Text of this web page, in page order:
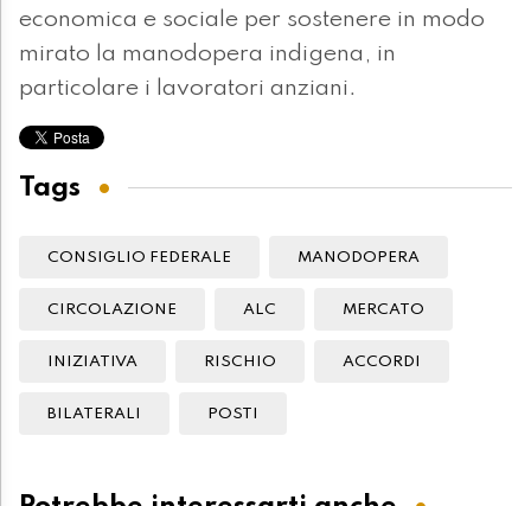
economica e sociale per sostenere in modo
mirato la manodopera indigena, in
particolare i lavoratori anziani.
Tags
CONSIGLIO FEDERALE MANODOPERA
CIRCOLAZIONE ALC MERCATO
INIZIATIVA RISCHIO ACCORDI
BILATERALI POSTI